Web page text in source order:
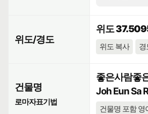
위도/경도
위도
위도 복사 경
건물명
로마자표기법
좋은사람좋
Joh Eun Sa
건물명 포함 영